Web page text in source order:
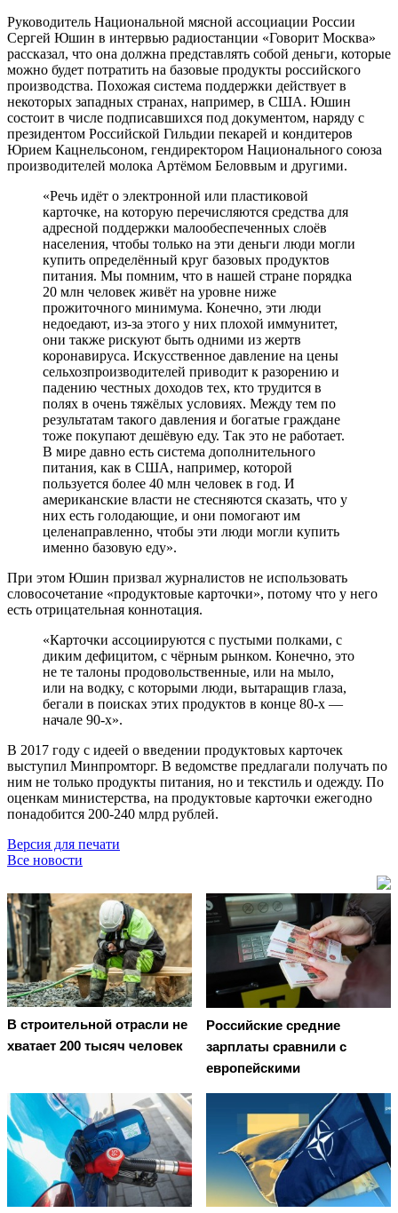
Руководитель Национальной мясной ассоциации России
Сергей Юшин в интервью радиостанции «Говорит Москва»
рассказал, что она должна представлять собой деньги, которые
можно будет потратить на базовые продукты российского
производства. Похожая система поддержки действует в
некоторых западных странах, например, в США. Юшин
состоит в числе подписавшихся под документом, наряду с
президентом Российской Гильдии пекарей и кондитеров
Юрием Кацнельсоном, гендиректором Национального союза
производителей молока Артёмом Беловвым и другими.
«Речь идёт о электронной или пластиковой
карточке, на которую перечисляются средства для
адресной поддержки малообеспеченных слоёв
населения, чтобы только на эти деньги люди могли
купить определённый круг базовых продуктов
питания. Мы помним, что в нашей стране порядка
20 млн человек живёт на уровне ниже
прожиточного минимума. Конечно, эти люди
недоедают, из-за этого у них плохой иммунитет,
они также рискуют быть одними из жертв
коронавируса. Искусственное давление на цены
сельхозпроизводителей приводит к разорению и
падению честных доходов тех, кто трудится в
полях в очень тяжёлых условиях. Между тем по
результатам такого давления и богатые граждане
тоже покупают дешёвую еду. Так это не работает.
В мире давно есть система дополнительного
питания, как в США, например, которой
пользуется более 40 млн человек в год. И
американские власти не стесняются сказать, что у
них есть голодающие, и они помогают им
целенаправленно, чтобы эти люди могли купить
именно базовую еду».
При этом Юшин призвал журналистов не использовать
словосочетание «продуктовые карточки», потому что у него
есть отрицательная коннотация.
«Карточки ассоциируются с пустыми полками, с
диким дефицитом, с чёрным рынком. Конечно, это
не те талоны продовольственные, или на мыло,
или на водку, с которыми люди, вытаращив глаза,
бегали в поисках этих продуктов в конце 80-х —
начале 90-х».
В 2017 году с идеей о введении продуктовых карточек
выступил Минпромторг. В ведомстве предлагали получать по
ним не только продукты питания, но и текстиль и одежду. По
оценкам министерства, на продуктовые карточки ежегодно
понадобится 200-240 млрд рублей.
Версия для печати
Все новости
В строительной отрасли не
хватает 200 тысяч человек
Российские средние
зарплаты сравнили с
европейскими